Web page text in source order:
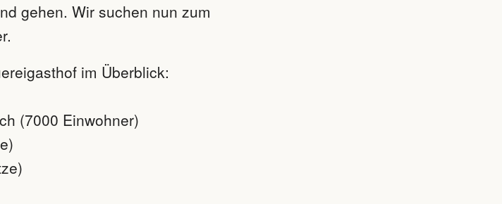
gehen. Wir suchen nun zum
im Überblick:
(7000 Einwohner)